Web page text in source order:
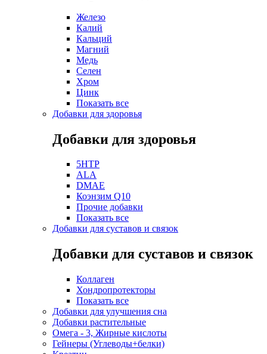
Железо
Калий
Кальций
Магний
Медь
Селен
Хром
Цинк
Показать все
Добавки для здоровья
Добавки для здоровья
5HTP
ALA
DMAE
Коэнзим Q10
Прочие добавки
Показать все
Добавки для суставов и связок
Добавки для суставов и связок
Коллаген
Хондропротекторы
Показать все
Добавки для улучшения сна
Добавки растительные
Омега - 3, Жирные кислоты
Гейнеры (Углеводы+белки)